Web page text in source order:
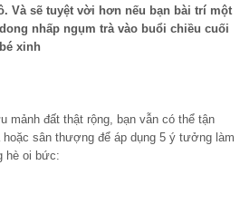
Và sẽ tuyệt vời hơn nếu bạn bài trí một
nhấp ngụm trà vào buổi chiều cuối
xinh
mảnh đất thật rộng, bạn vẫn có thể tận
hoặc sân thượng để áp dụng 5 ý tưởng làm
hè oi bức: